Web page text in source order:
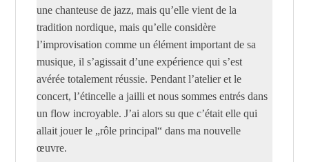
une chanteuse de jazz, mais qu’elle vient de la
tradition nordique, mais qu’elle considère
l’improvisation comme un élément important de sa
musique, il s’agissait d’une expérience qui s’est
avérée totalement réussie. Pendant l’atelier et le
concert, l’étincelle a jailli et nous sommes entrés dans
un flow incroyable. J’ai alors su que c’était elle qui
allait jouer le „rôle principal“ dans ma nouvelle
œuvre.